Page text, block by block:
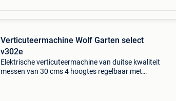
Verticuteermachine Wolf Garten select
v302e
Elektrische verticuteermachine van duitse kwaliteit
messen van 30 cms 4 hoogtes regelbaar met